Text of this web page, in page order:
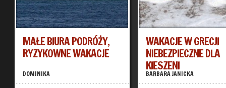
MAŁE BIURA PODRÓŻY,
RYZYKOWNE WAKACJE
DOMINIKA
WAKACJE W GRECJI
NIEBEZPIECZNE DLA
KIESZENI
BARBARA JANICKA